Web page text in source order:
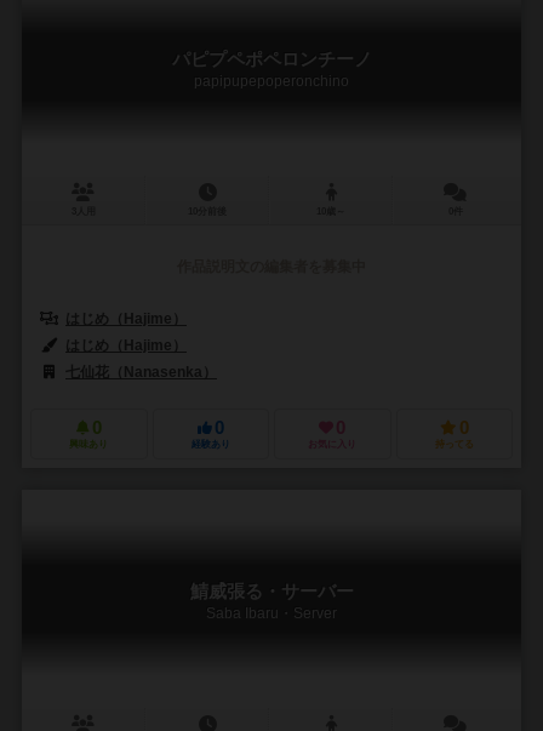
パピプペポペロンチーノ
papipupepoperonchino
はじめ（Hajime）
はじめ（Hajime）
七仙花（Nanasenka）
0
興味あり
0
経験あり
0
お気に入り
0
持ってる
鯖威張る・サーバー
Saba Ibaru・Server